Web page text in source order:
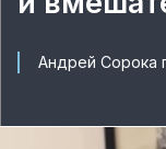
Андрей Сорока